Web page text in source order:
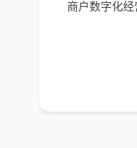
商户数字化